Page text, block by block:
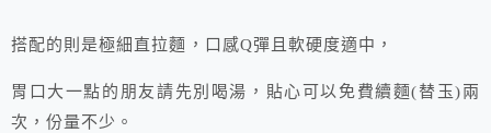
搭配的則是極細直拉麵，口感Q彈且軟硬度適中，
胃口大一點的朋友請先別喝湯，貼心可以免費續麵(替玉)兩
次，份量不少。